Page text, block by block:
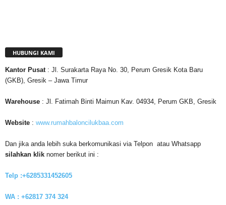
HUBUNGI KAMI
Kantor Pusat : Jl. Surakarta Raya No. 30, Perum Gresik Kota Baru
(GKB), Gresik – Jawa Timur
Warehouse : Jl. Fatimah Binti Maimun Kav. 04934, Perum GKB, Gresik
Website : www.rumahbaloncilukbaa.com
Dan jika anda lebih suka berkomunikasi via Telpon atau Whatsapp
silahkan klik nomer berikut ini :
Telp :+6285331452605
WA : +62817 374 324